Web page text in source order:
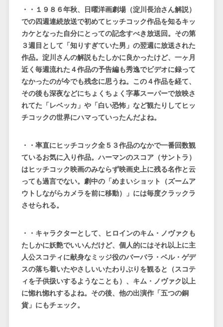
・・１９８６年秋、日曜洋画劇場（淀川長治さん解説）
での四週連続放送で初めてヒッチコック作品を知るキッ
カケとなった自分にとっての記念すべき放送回。その第
３週目として「知りすぎていた男」の翌週に放送された
作品。淀川さんの解説もたしかに良かったけど、一ヶ月
近く毎週流れた４作品の予告編も秀逸でビデオに録って
なかったのが今でも残念に思うね。この４作品を経て、
その後も深夜などにちょくちょく字幕スーパーで放映さ
れてた「レベッカ」や「白い恐怖」など観たりしてヒッ
チコックの世界にハマっていったんだよね。
・・率直にヒッチコック全５３作品のなかで一番回数観
ているお気に入り作品。ハーマンのスコア（サントラ）
はヒッチコック映画のみならず映画史上に残る名作と云
っても過言でない。劇中の「めまいショット（ズームア
ウトしながらカメラを前に移動）」には毎度クラックラ
させられる。
・・キャラクターとして、ヒロインのキム・ノヴァクも
たしかに妖艶でいいんだけど、個人的にはそれ以上に主
人公スコティに献身なミッジ役のバーバラ・ベル・ゲデ
スの落ち着いたやさしいいたわりぶりを観ると（スコテ
ィを子供扱いするようなことも）、キム・ノヴァク以上
に惚れ惚れするよね。その後、他の出演作「五つの銅
貨」にもチェック。